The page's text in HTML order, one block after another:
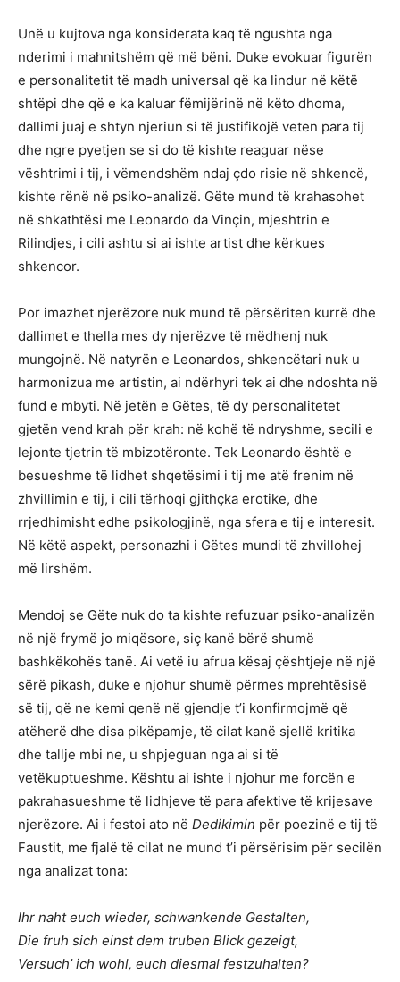
Unë u kujtova nga konsiderata kaq të ngushta nga
nderimi i mahnitshëm që më bëni. Duke evokuar figurën
e personalitetit të madh universal që ka lindur në këtë
shtëpi dhe që e ka kaluar fëmijërinë në këto dhoma,
dallimi juaj e shtyn njeriun si të justifikojë veten para tij
dhe ngre pyetjen se si do të kishte reaguar nëse
vështrimi i tij, i vëmendshëm ndaj çdo risie në shkencë,
kishte rënë në psiko-analizë. Gëte mund të krahasohet
në shkathtësi me Leonardo da Vinçin, mjeshtrin e
Rilindjes, i cili ashtu si ai ishte artist dhe kërkues
shkencor.
Por imazhet njerëzore nuk mund të përsëriten kurrë dhe
dallimet e thella mes dy njerëzve të mëdhenj nuk
mungojnë. Në natyrën e Leonardos, shkencëtari nuk u
harmonizua me artistin, ai ndërhyri tek ai dhe ndoshta në
fund e mbyti. Në jetën e Gëtes, të dy personalitetet
gjetën vend krah për krah: në kohë të ndryshme, secili e
lejonte tjetrin të mbizotëronte. Tek Leonardo është e
besueshme të lidhet shqetësimi i tij me atë frenim në
zhvillimin e tij, i cili tërhoqi gjithçka erotike, dhe
rrjedhimisht edhe psikologjinë, nga sfera e tij e interesit.
Në këtë aspekt, personazhi i Gëtes mundi të zhvillohej
më lirshëm.
Mendoj se Gëte nuk do ta kishte refuzuar psiko-analizën
në një frymë jo miqësore, siç kanë bërë shumë
bashkëkohës tanë. Ai vetë iu afrua kësaj çështjeje në një
sërë pikash, duke e njohur shumë përmes mprehtësisë
së tij, që ne kemi qenë në gjendje t’i konfirmojmë që
atëherë dhe disa pikëpamje, të cilat kanë sjellë kritika
dhe tallje mbi ne, u shpjeguan nga ai si të
vetëkuptueshme. Kështu ai ishte i njohur me forcën e
pakrahasueshme të lidhjeve të para afektive të krijesave
njerëzore. Ai i festoi ato në Dedikimin për poezinë e tij të
Faustit, me fjalë të cilat ne mund t’i përsërisim për secilën
nga analizat tona:
Ihr naht euch wieder, schwankende Gestalten,
Die fruh sich einst dem truben Blick gezeigt,
Versuch’ ich wohl, euch diesmal festzuhalten?